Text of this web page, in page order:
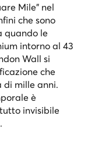
Mile" nel
che sono
quando le
intorno al 43
Wall si
che
di mille anni.
è
invisibile